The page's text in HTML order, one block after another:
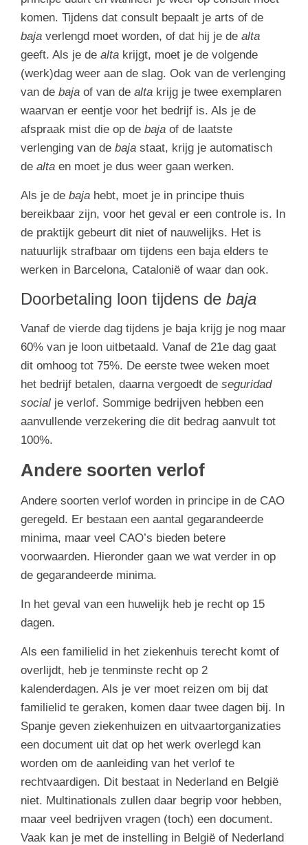
komen. Tijdens dat consult bepaalt je arts of de
baja verlengd moet worden, of dat hij je de alta
geeft. Als je de alta krijgt, moet je de volgende
(werk)dag weer aan de slag. Ook van de verlenging
van de baja of van de alta krijg je twee exemplaren
waarvan er eentje voor het bedrijf is. Als je de
afspraak mist die op de baja of de laatste
verlenging van de baja staat, krijg je automatisch
de alta en moet je dus weer gaan werken.
Als je de baja hebt, moet je in principe thuis
bereikbaar zijn, voor het geval er een controle is. In
de praktijk gebeurt dit niet of nauwelijks. Het is
natuurlijk strafbaar om tijdens een baja elders te
werken in Barcelona, Catalonië of waar dan ook.
Doorbetaling loon tijdens de baja
Vanaf de vierde dag tijdens je baja krijg je nog maar
60% van je loon uitbetaald. Vanaf de 21e dag gaat
dit omhoog tot 75%. De eerste twee weken moet
het bedrijf betalen, daarna vergoedt de seguridad
social je verlof. Sommige bedrijven hebben een
aanvullende verzekering die dit bedrag aanvult tot
100%.
Andere soorten verlof
Andere soorten verlof worden in principe in de CAO
geregeld. Er bestaan een aantal gegarandeerde
minima, maar veel CAO’s bieden betere
voorwaarden. Hieronder gaan we wat verder in op
de gegarandeerde minima.
In het geval van een huwelijk heb je recht op 15
dagen.
Als een familielid in het ziekenhuis terecht komt of
overlijdt, heb je tenminste recht op 2
kalenderdagen. Als je ver moet reizen om bij dat
familielid te geraken, komen daar twee dagen bij. In
Spanje geven ziekenhuizen en uitvaartorganizaties
een document uit dat op het werk overlegd kan
worden om de aanleiding van het verlof te
rechtvaardigen. Dit bestaat in Nederland en België
niet. Multinationals zullen daar begrip voor hebben,
maar veel bedrijven vragen (toch) een document.
Vaak kan je met de instelling in België of Nederland